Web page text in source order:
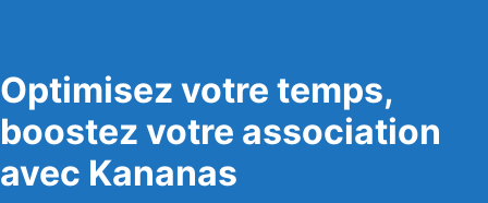
Optimisez votre temps,
boostez votre association
avec Kananas